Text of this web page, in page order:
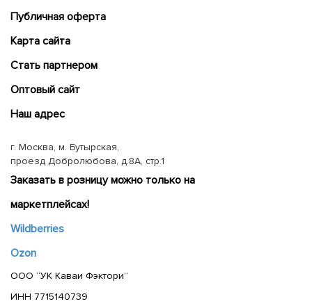
Публичная оферта
Карта сайта
Cтать партнером
Оптовый сайт
Наш адрес
г. Москва, м. Бутырская,
проезд Добролюбова, д.8А, стр.1
Заказать в розницу можно только на
маркетплейсах!
Wildberries
Ozon
ООО “УК Каваи Фэктори”
ИНН 7715140739